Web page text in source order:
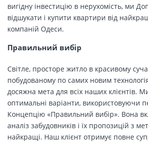
вигідну інвестицію в нерухомість, ми
відшукати і купити квартири від
компаній Одеси.
Правильний вибір
Світле, просторе житло в красивому
побудованому по самих новим
досяжна мета для всіх наших клієнтів.
оптимальні варіанти, використовуючи
Концепцію «Правильний вибір». Вона
аналіз забудовників і їх пропозицій з
найкращі. Наш клієнт отримує повне